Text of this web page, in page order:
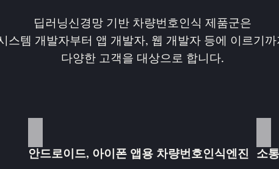
딥러닝신경망 기반 차량번호인식 제품군은
스템 개발자부터 앱 개발자, 웹 개발자 등에 이르기까
다양한 고객을 대상으로 합니다.
안드로이드, 아이폰 앱용 차량번호인식엔진 소